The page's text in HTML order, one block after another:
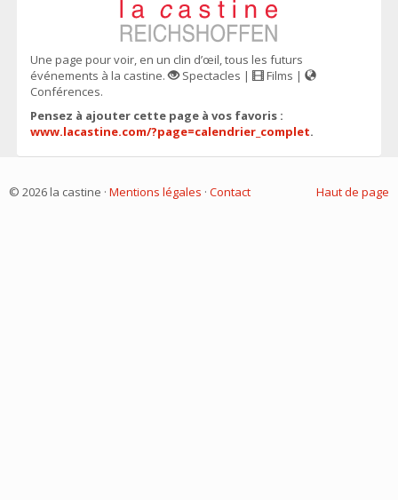
Une page pour voir, en un clin d’œil, tous les futurs
événements à la castine.
Spectacles |
Films |
Conférences.
Pensez à ajouter cette page à vos favoris :
www.lacastine.com/?page=calendrier_complet.
Haut de page
© 2026 la castine · Mentions légales · Contact